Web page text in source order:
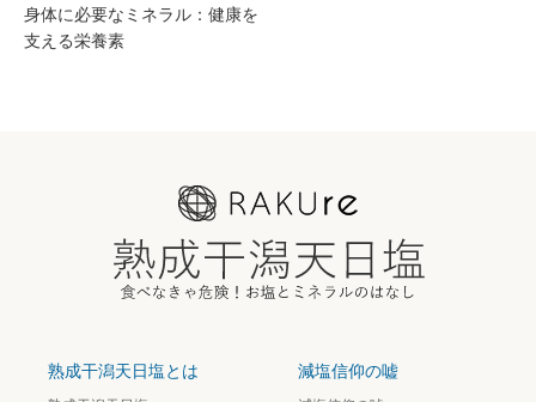
身体に必要なミネラル：健康を
支える栄養素
熟成干潟天日塩とは 減塩信仰の嘘